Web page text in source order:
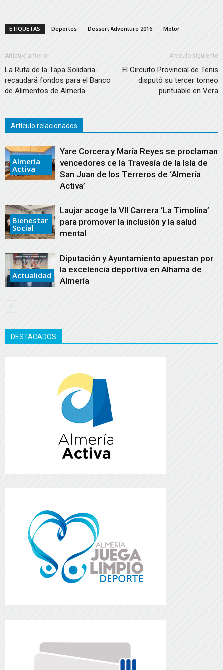
ETIQUETAS Deportes Dessert Adventure 2016 Motor
Artículo anterior
La Ruta de la Tapa Solidaria
recaudará fondos para el Banco
de Alimentos de Almería
Artículo siguiente
El Circuito Provincial de Tenis
disputó su tercer torneo
puntuable en Vera
Artículo relacionados
Almería
Activa
Yare Corcera y María Reyes se proclaman
vencedores de la Travesía de la Isla de
San Juan de los Terreros de ‘Almería
Activa’
Bienestar
Social
Laujar acoge la VII Carrera ‘La Timolina’
para promover la inclusión y la salud
mental
Actualidad
Diputación y Ayuntamiento apuestan por
la excelencia deportiva en Alhama de
Almería
DESTACADOS